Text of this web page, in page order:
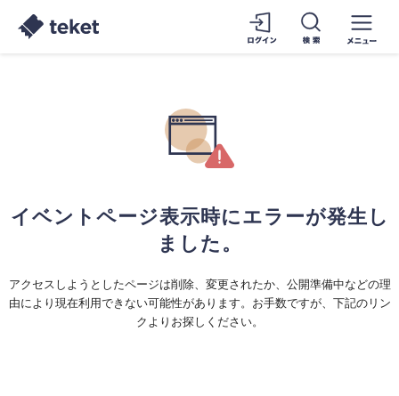
イベントページ表示時にエラーが発生し
ました。
アクセスしようとしたページは削除、変更されたか、公開準備中などの理
由により現在利用できない可能性があります。お手数ですが、下記のリン
クよりお探しください。